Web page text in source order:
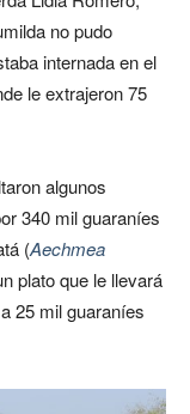
no pudo
internada en el
le extrajeron 75
algunos
340 mil guaraníes
(Aechmea
plato que le llevará
25 mil guaraníes